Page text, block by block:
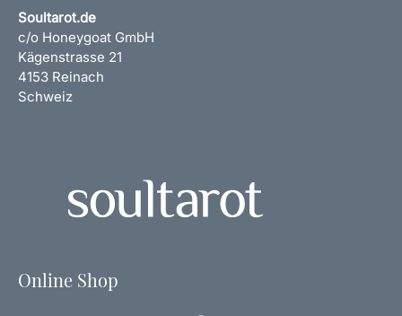
Soultarot.de
c/o Honeygoat GmbH
Kägenstrasse 21
4153 Reinach
Schweiz
Online Shop